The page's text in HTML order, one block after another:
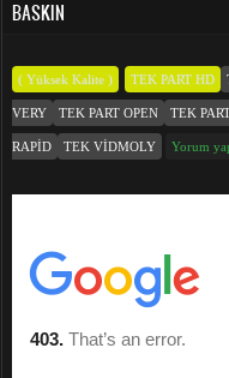
BASKIN
( Yüksek Kalite ) TEK PART HD
VERY TEK PART OPEN TEK
RAPID TEK VIDMOLY Yorum